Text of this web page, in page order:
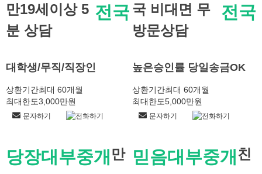
전국
만19세이상 5
분 상담
대학생/무직/직장인
상환기간최대 60개월
최대한도3,000만원
문자하기 전화하기
전국
국 비대면 무
방문상담
높은승인률 당일송금OK
상환기간최대 60개월
최대한도5,000만원
문자하기 전화하기
당장대부중개 만 믿음대부중개 친